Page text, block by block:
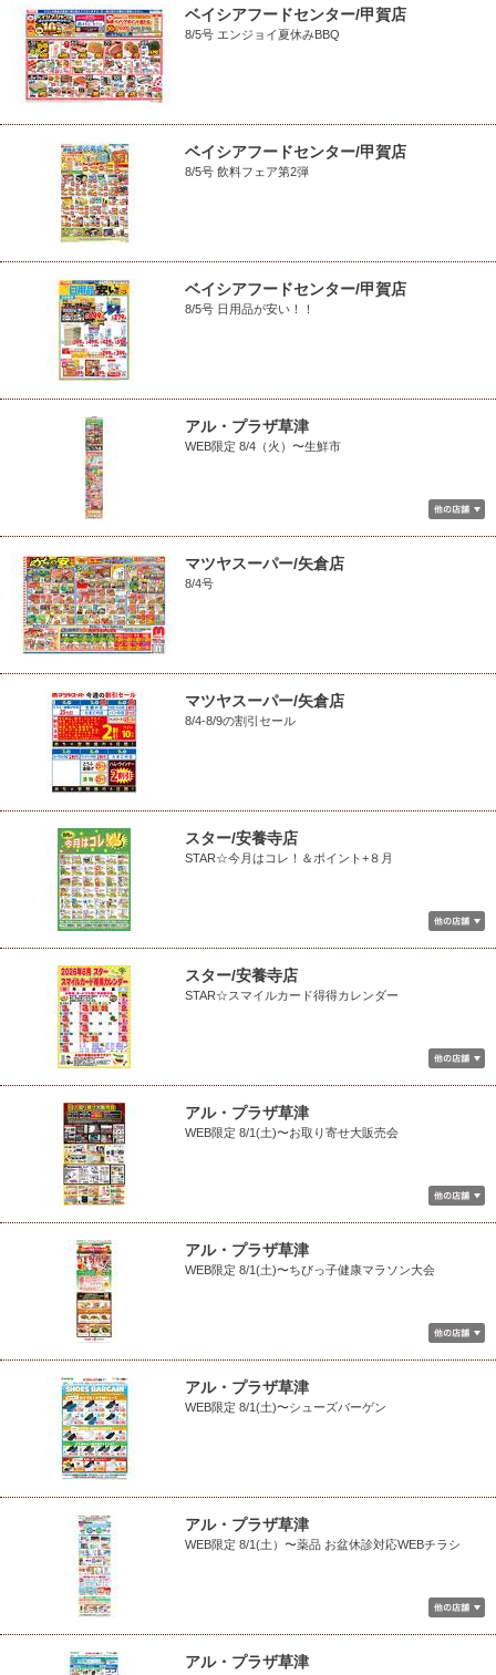
ベイシアフードセンター/甲賀店
8/5号 エンジョイ夏休みBBQ
ベイシアフードセンター/甲賀店
8/5号 飲料フェア第2弾
ベイシアフードセンター/甲賀店
8/5号 日用品が安い！！
アル・プラザ草津
WEB限定 8/4（火）〜生鮮市
マツヤスーパー/矢倉店
8/4号
マツヤスーパー/矢倉店
8/4-8/9の割引セール
スター/安養寺店
STAR☆今月はコレ！＆ポイント+８月
スター/安養寺店
STAR☆スマイルカード得得カレンダー
アル・プラザ草津
WEB限定 8/1(土)〜お取り寄せ大販売会
アル・プラザ草津
WEB限定 8/1(土)〜ちびっ子健康マラソン大会
アル・プラザ草津
WEB限定 8/1(土)〜シューズバーゲン
アル・プラザ草津
WEB限定 8/1(土）〜薬品 お盆休診対応WEBチラシ
アル・プラザ草津